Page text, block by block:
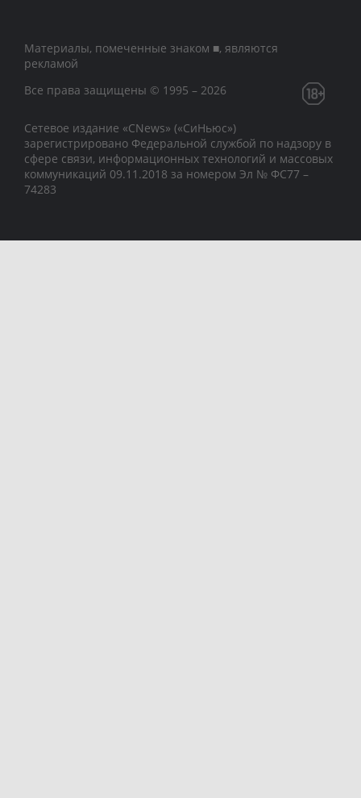
Материалы, помеченные знаком ■, являются
рекламой
Все права защищены © 1995 – 2026
Сетевое издание «CNews» («СиНьюс»)
зарегистрировано Федеральной службой по надзору в
сфере связи, информационных технологий и массовых
коммуникаций 09.11.2018 за номером Эл № ФС77 –
74283